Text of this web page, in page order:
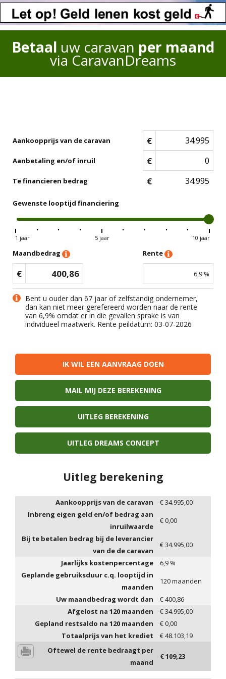
Betaal uw caravan per maand
via CaravanDreams
Aankoopprijs van de caravan €
Aanbetaling en/of inruil €
Te financieren bedrag €
Gewenste looptijd financiering
1 jaar 5 jaar 10 jaar
Maandbedrag
€ 400,86
Rente
6,9 %
Bent u ouder dan 67 jaar of zelfstandig ondernemer,
dan kan niet meer gerefereerd worden naar de rente
van 6,9% omdat er in die gevallen sprake is van
individueel maatwerk. Rente peildatum: 03-07-2026
IK WIL EEN AANVRAAG DOEN
MAIL MIJ DEZE BEREKENING
UITLEG BEREKENING
UITLEG DREAMS CONCEPT
Uitleg berekening
Aankoopprijs van de caravan €34.995,00
Inbreng eigen geld en/of bedrag aan
inruilwaarde
€0,00
Bij te betalen bedrag bij de leverancier
van de de caravan
€34.995,00
Jaarlijks kostenpercentage
6,9 %
Geplande gebruiksduur c.q. looptijd in
maanden
120maanden
Uw maandbedrag wordt dan
€400,86
Afgelost na 120 maanden €34.995,00
Gepland restsaldo na 120 maanden €0,00
Totaalprijs van het krediet
€48.103,19
Oftewel de rente bedraagt per
maand
€109,23